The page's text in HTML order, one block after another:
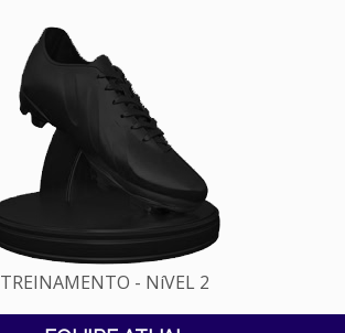
TREINAMENTO - NíVEL 2